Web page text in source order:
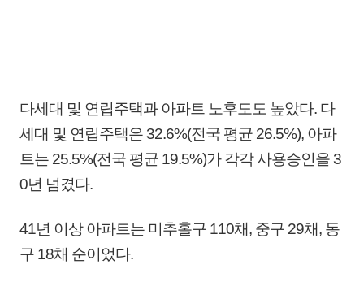
다세대 및 연립주택과 아파트 노후도도 높았다. 다
세대 및 연립주택은 32.6%(전국 평균 26.5%), 아파
트는 25.5%(전국 평균 19.5%)가 각각 사용승인을 3
0년 넘겼다.
41년 이상 아파트는 미추홀구 110채, 중구 29채, 동
구 18채 순이었다.